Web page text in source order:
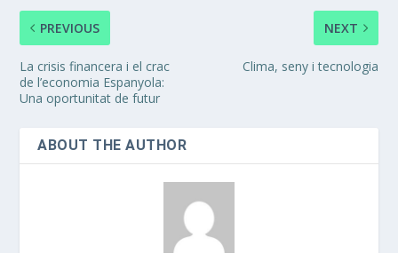
PREVIOUS
La crisis financera i el crac
de l’economia Espanyola:
Una oportunitat de futur
NEXT
Clima, seny i tecnologia
ABOUT THE AUTHOR